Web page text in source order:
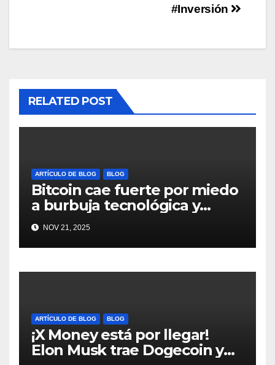
#Inversión
RELATED POST
ARTÍCULO DE BLOG BLOG
Bitcoin cae fuerte por miedo
a burbuja tecnológica y
nervios en AI #crypto
#Bitcoin
NOV 21, 2025
ARTÍCULO DE BLOG BLOG
¡X Money está por llegar!
Elon Musk trae Dogecoin y